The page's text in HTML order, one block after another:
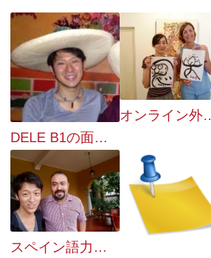
DELE B1の面接で満点！合格者に聞くスペイン語勉強法
オンライン外国
スペイン語力をいかして海外就職